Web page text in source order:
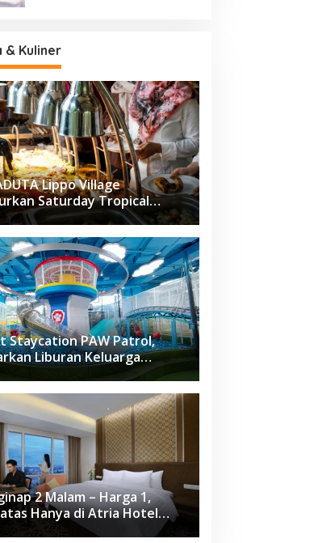
& Kuliner
Lippo Village
Saturday Tropical
Staycation PAW Patrol,
Liburan Keluarga
Hanya di Herloom
BSD
2 Malam – Harga 1,
Hanya di Atria Hotel